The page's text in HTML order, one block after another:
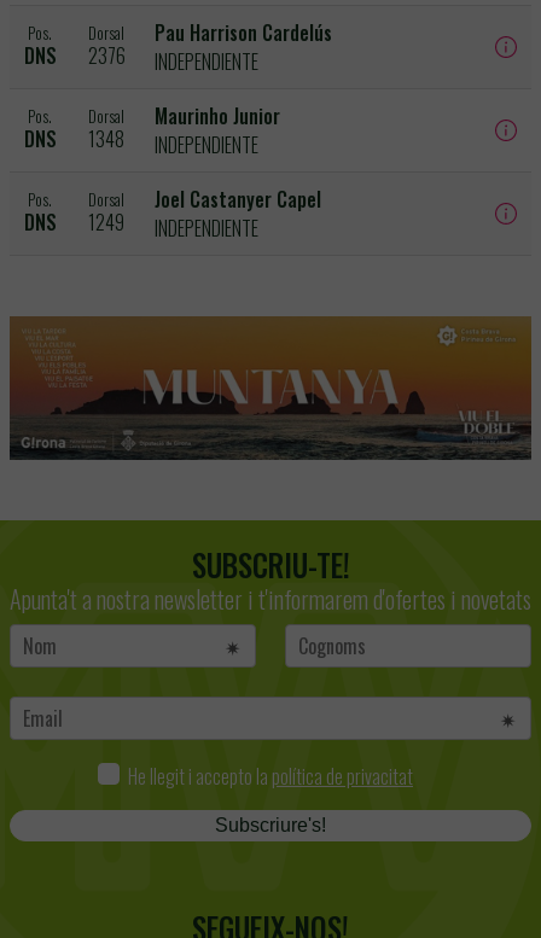
Pos.
DNS
Dorsal
2376
Pau Harrison Cardelús
INDEPENDIENTE
Pos.
DNS
Dorsal
1348
Maurinho Junior
INDEPENDIENTE
Pos.
DNS
Dorsal
1249
Joel Castanyer Capel
INDEPENDIENTE
SUBSCRIU-TE!
Apunta't a nostra newsletter i t'informarem d'ofertes i novetats
He llegit i accepto la política de privacitat
Subscriure's!
SEGUEIX-NOS!